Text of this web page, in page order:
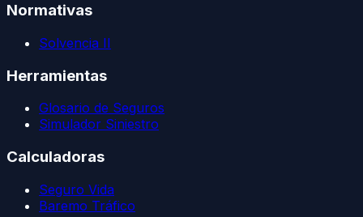
Normativas
Solvencia II
Herramientas
Glosario de Seguros
Simulador Siniestro
Calculadoras
Seguro Vida
Baremo Tráfico